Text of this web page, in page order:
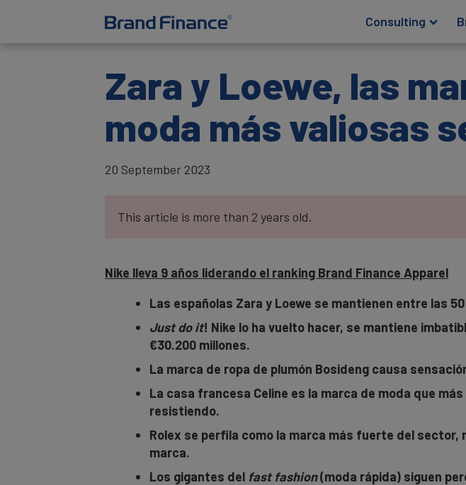
Consulting
Zara y Loewe, las
moda más valiosas
20 September 2023
This article is more than 2 years old.
Nike lleva 9 años liderando el ranking Brand Finance Apparel
Las españolas Zara y Loewe se mantienen entre las
Just do it! Nike lo ha vuelto hacer, se mantiene
€30.200 millones.
La marca de ropa de plumón Bosideng causa
La casa francesa Celine es la marca de moda que
resistiendo.
Rolex se perfila como la marca más fuerte del
marca.
Los gigantes del fast fashion(moda rápida) siguen